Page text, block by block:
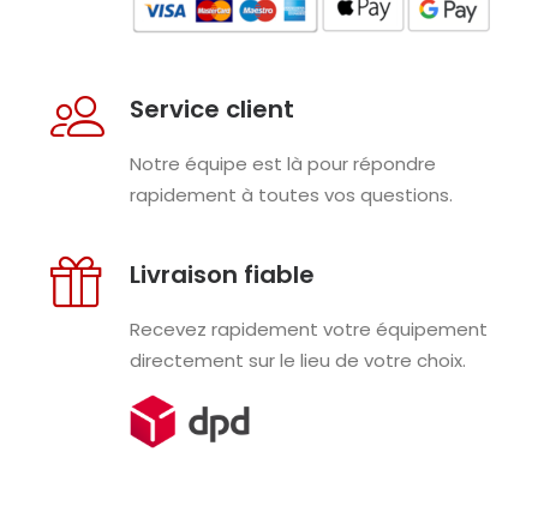
Service client
Notre équipe est là pour répondre
rapidement à toutes vos questions.
Livraison fiable
Recevez rapidement votre équipement
directement sur le lieu de votre choix.